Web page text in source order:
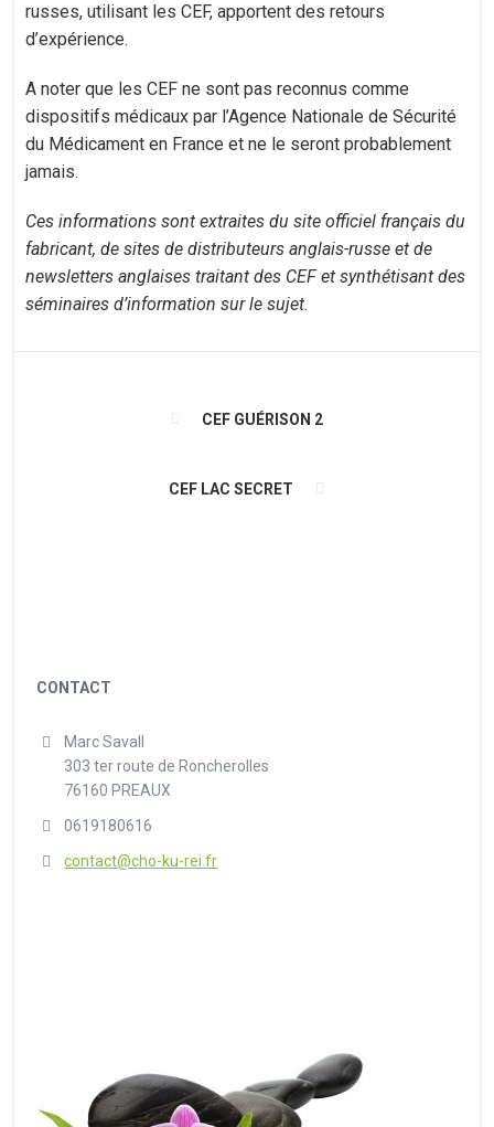
russes, utilisant les CEF, apportent des retours
d’expérience.
A noter que les CEF ne sont pas reconnus comme
dispositifs médicaux par l’Agence Nationale de Sécurité
du Médicament en France et ne le seront probablement
jamais.
Ces informations sont extraites du site officiel français du
fabricant, de sites de distributeurs anglais-russe et de
newsletters anglaises traitant des CEF et synthétisant des
séminaires d’information sur le sujet.
CEF GUÉRISON 2
CEF LAC SECRET
CONTACT
Marc Savall
303 ter route de Roncherolles
76160 PREAUX
0619180616
contact@cho-ku-rei.fr